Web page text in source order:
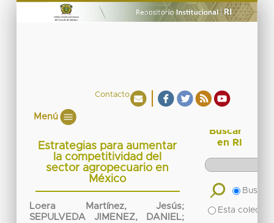
Contacto
Menú
Estrategias para aumentar
la competitividad del
sector agropecuario en
México
Loera Martínez, Jesús;
SEPULVEDA JIMENEZ, DANIEL;
Buscar
en RI
Buscar
Esta